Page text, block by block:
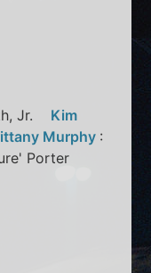
Jr. Kim
Murphy :
Porter